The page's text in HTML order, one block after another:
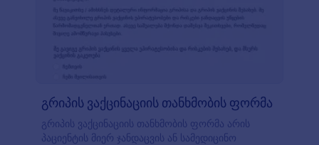
გრიპის ვაქცინაციის თანხმობის ფორმა
გრიპის ვაქცინაციის თანხმობის ფორმა არის
პაციენტის მიერ ჯანდაცვის ან სამედიცინო